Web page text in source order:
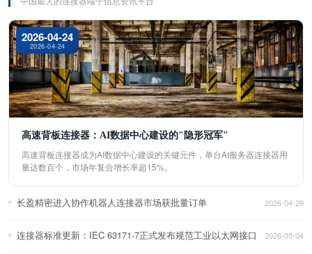
2026-04-24
2026-04-24
高速背板连接器：AI数据中心建设的"隐形冠军"
高速背板连接器成为AI数据中心建设的关键元件，单台AI服务器连接器用
量达数百个，市场年复合增长率超15%。
长盈精密进入协作机器人连接器市场获批量订单 2026-04-29
连接器标准更新：IEC 63171-7正式发布规范工业以太网接口 2026-05-04